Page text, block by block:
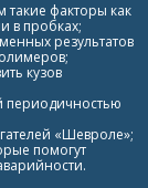
такие факторы как
в пробках;
результатов
кузов
периодичностью
«Шевроле»;
помогут